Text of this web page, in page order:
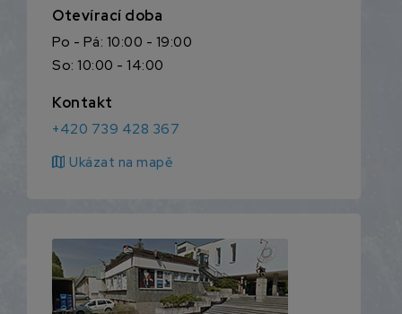
Otevírací doba
Po - Pá: 10:00 - 19:00
So: 10:00 - 14:00
Kontakt
+420 739 428 367
map Ukázat na mapě